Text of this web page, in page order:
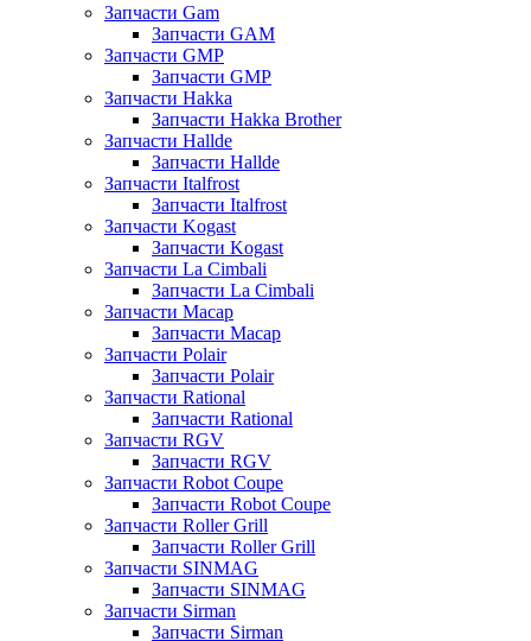
Запчасти Gam
Запчасти GAM
Запчасти GMP
Запчасти GMP
Запчасти Hakka
Запчасти Hakka Brother
Запчасти Hallde
Запчасти Hallde
Запчасти Italfrost
Запчасти Italfrost
Запчасти Kogast
Запчасти Kogast
Запчасти La Cimbali
Запчасти La Cimbali
Запчасти Macap
Запчасти Macap
Запчасти Polair
Запчасти Polair
Запчасти Rational
Запчасти Rational
Запчасти RGV
Запчасти RGV
Запчасти Robot Coupe
Запчасти Robot Coupe
Запчасти Roller Grill
Запчасти Roller Grill
Запчасти SINMAG
Запчасти SINMAG
Запчасти Sirman
Запчасти Sirman